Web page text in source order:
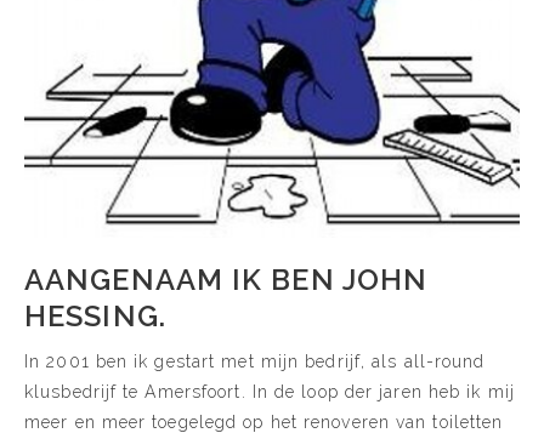
AANGENAAM IK BEN JOHN
HESSING.
In 2001 ben ik gestart met mijn bedrijf, als all-round
klusbedrijf te Amersfoort. In de loop der jaren heb ik mij
meer en meer toegelegd op het renoveren van toiletten